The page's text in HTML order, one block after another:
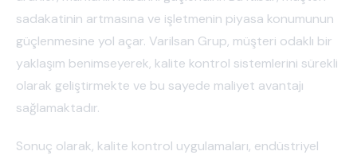
sadakatinin artmasına ve işletmenin piyasa konumunun
güçlenmesine yol açar. Varilsan Grup, müşteri odaklı bir
yaklaşım benimseyerek, kalite kontrol sistemlerini sürekli
olarak geliştirmekte ve bu sayede maliyet avantajı
sağlamaktadır.
Sonuç olarak, kalite kontrol uygulamaları, endüstriyel